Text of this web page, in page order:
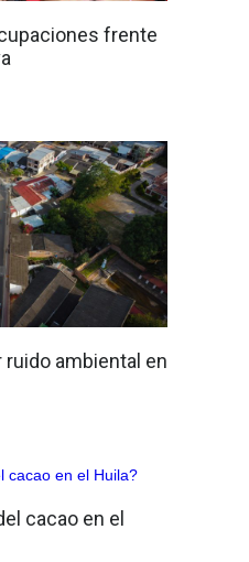
frente
ambiental en
cacao en el